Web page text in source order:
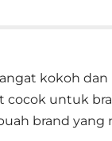
kokoh
cocok untuk
brand